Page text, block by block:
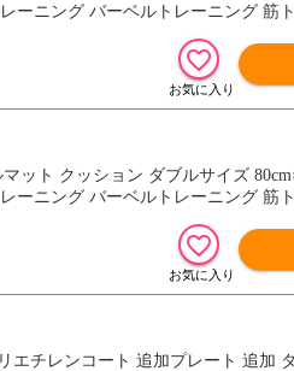
ーニング バーベルトレーニング 筋
ット クッション ダブルサイズ
ーニング バーベルトレーニング 筋
エチレンコート 追加プレート 追加